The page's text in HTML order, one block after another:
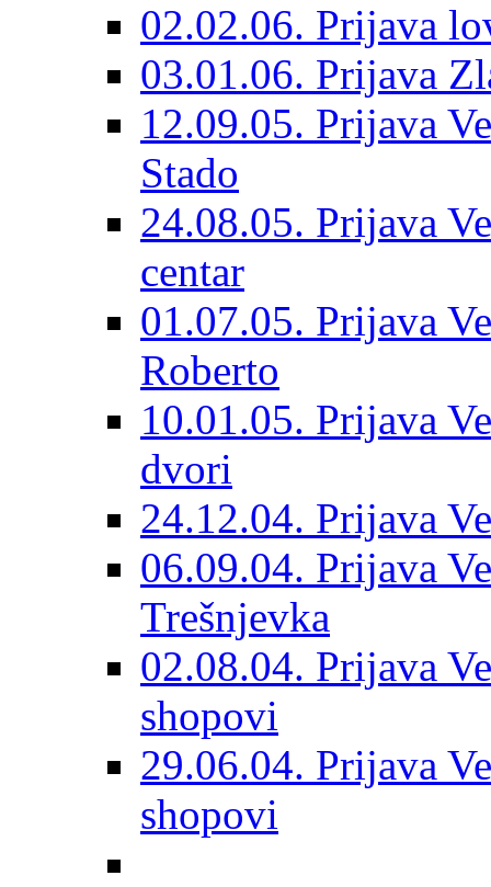
02.02.06. Prijava
03.01.06. Prijava
12.09.05. Prijava
Stado
24.08.05. Prijava
centar
01.07.05. Prijava
Roberto
10.01.05. Prijava
dvori
24.12.04. Prijava
06.09.04. Prijava
Trešnjevka
02.08.04. Prijava
shopovi
29.06.04. Prijava
shopovi